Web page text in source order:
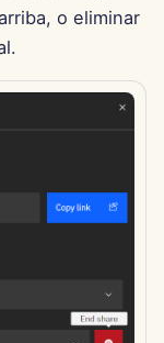
o eliminar